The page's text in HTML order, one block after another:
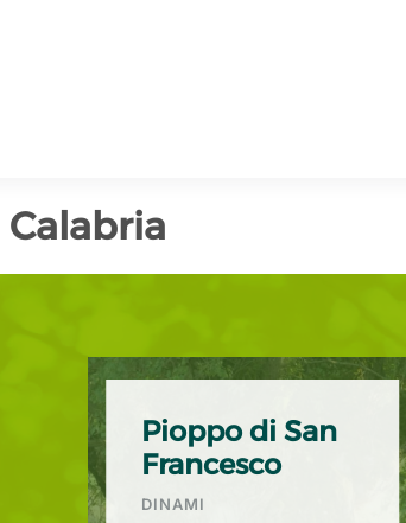
Calabria
Pioppo di San
Francesco
DINAMI